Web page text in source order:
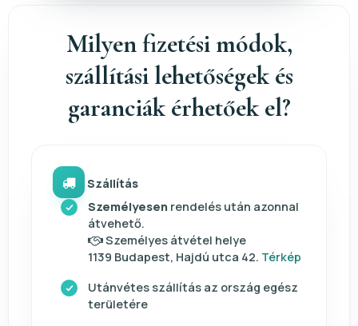
Milyen fizetési módok,
szállítási lehetőségek és
garanciák érhetőek el?
Szállítás
Személyesen rendelés után azonnal
átvehető.
Személyes átvétel helye
1139 Budapest, Hajdú utca 42. Térkép
Utánvétes szállítás az ország egész
területére